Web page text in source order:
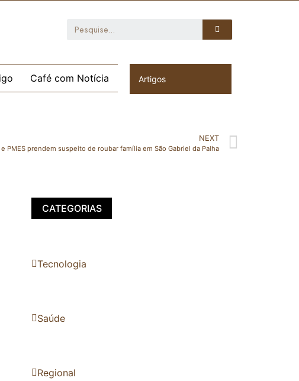
Café com Notícia Artigos
NEXT
e PMES prendem suspeito de roubar família em São Gabriel da Palha
CATEGORIAS
Tecnologia
Saúde
Regional